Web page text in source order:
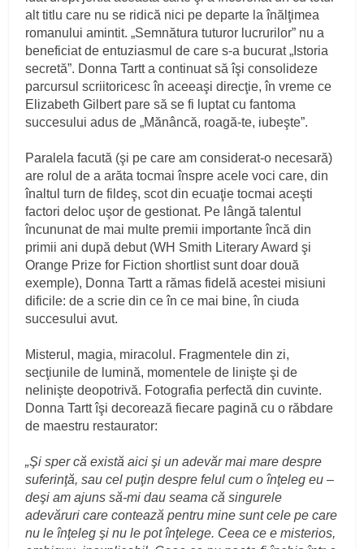
alt titlu care nu se ridică nici pe departe la înălţimea
romanului amintit. „Semnătura tuturor lucrurilor” nu a
beneficiat de entuziasmul de care s-a bucurat „Istoria
secretă”. Donna Tartt a continuat să îşi consolideze
parcursul scriitoricesc în aceeaşi direcţie, în vreme ce
Elizabeth Gilbert pare să se fi luptat cu fantoma
succesului adus de „Mănâncă, roagă-te, iubeşte”.
Paralela facută (şi pe care am considerat-o necesară)
are rolul de a arăta tocmai înspre acele voci care, din
înaltul turn de fildeş, scot din ecuaţie tocmai aceşti
factori deloc uşor de gestionat. Pe lângă talentul
încununat de mai multe premii importante încă din
primii ani după debut (WH Smith Literary Award şi
Orange Prize for Fiction shortlist sunt doar două
exemple), Donna Tartt a rămas fidelă acestei misiuni
dificile: de a scrie din ce în ce mai bine, în ciuda
succesului avut.
Misterul, magia, miracolul. Fragmentele din zi,
secţiunile de lumină, momentele de linişte şi de
nelinişte deopotrivă. Fotografia perfectă din cuvinte.
Donna Tartt îşi decorează fiecare pagină cu o răbdare
de maestru restaurator:
„Şi sper că există aici şi un adevăr mai mare despre
suferinţă, sau cel puţin despre felul cum o înţeleg eu –
deşi am ajuns să-mi dau seama că singurele
adevăruri care contează pentru mine sunt cele pe care
nu le înţeleg şi nu le pot înţelege. Ceea ce e misterios,